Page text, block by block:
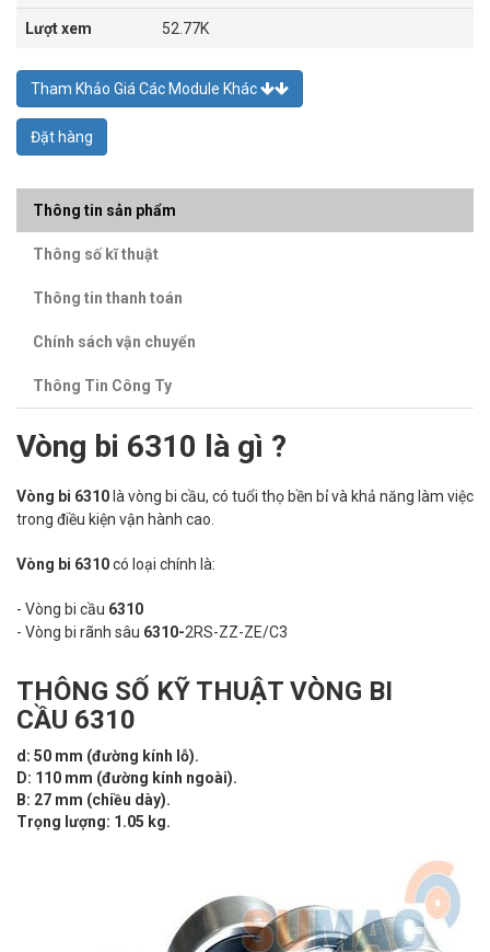
Lượt xem 52.77K
Tham Khảo Giá Các Module Khác
Đặt hàng
Thông tin sản phẩm
Thông số kĩ thuật
Thông tin thanh toán
Chính sách vận chuyển
Thông Tin Công Ty
Vòng bi 6310 là gì ?
Vòng bi 6310 là vòng bi cầu, có tuổi thọ bền bỉ và khả năng làm việc
trong điều kiện vận hành cao.
Vòng bi 6310có loại chính là:
- Vòng bi cầu 6310
- Vòng bi rãnh sâu 6310-2RS-ZZ-ZE/C3
THÔNG SỐ KỸ THUẬT VÒNG BI
CẦU 6310
d: 50 mm (đường kính lỗ).
D: 110 mm (đường kính ngoài).
B: 27 mm (chiều dày).
Trọng lượng: 1.05 kg.